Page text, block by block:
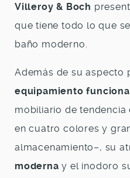
Villeroy & Boch
que tiene todo lo que
baño moderno.
Además de su aspecto
equipamiento
mobiliario de
en cuatro colores y
almacenamiento–, su
moderna y el inodoro